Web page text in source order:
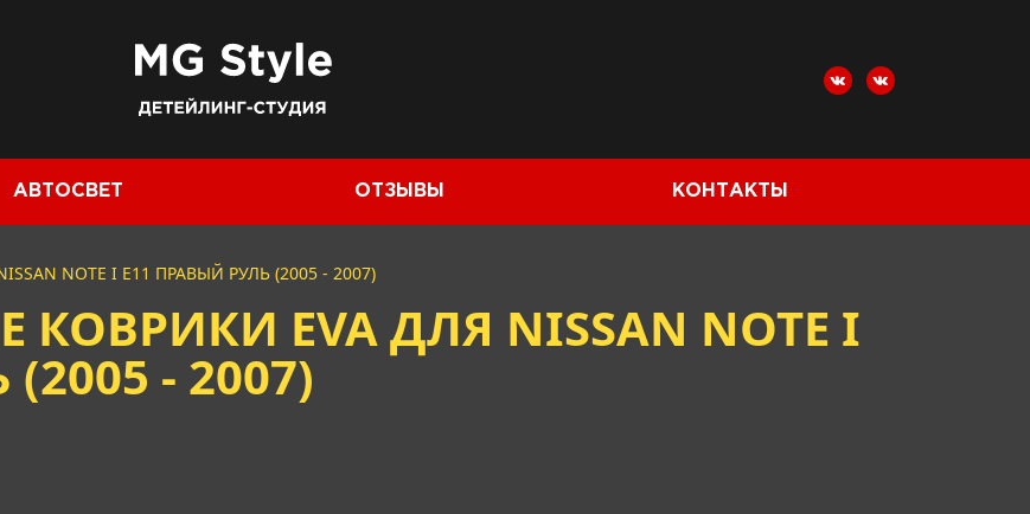
АВТОСВЕТ ОТЗЫВЫ КОНТАКТЫ
NOTE I E11 ПРАВЫЙ РУЛЬ (2005 - 2007)
EVA ДЛЯ NISSAN NOTE I
- 2007)